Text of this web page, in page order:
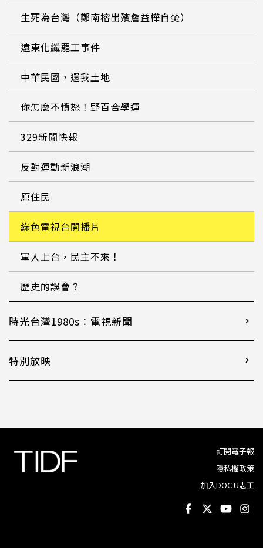
生死為台灣（鄭南榕出殯詹益樺自焚）
遠東化纖罷工事件
中華民國，還我土地
你怎麼不憤怒！野百合學運
329新聞快報
反對運動新浪潮
原住民
綠色電視台開播片
軍人上台，民主不來！
歷史的誤會？
時光台灣1980s：電視新聞
特別放映
訂閱電子報
隱私權政策
加入DOC U志工